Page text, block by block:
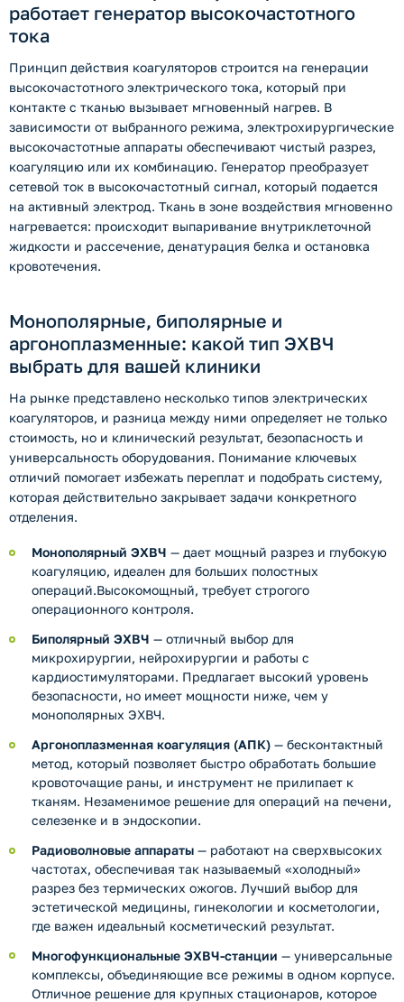
работает генератор высокочастотного
тока
Принцип действия коагуляторов строится на генерации
высокочастотного электрического тока, который при
контакте с тканью вызывает мгновенный нагрев. В
зависимости от выбранного режима, электрохирургические
высокочастотные аппараты обеспечивают чистый разрез,
коагуляцию или их комбинацию. Генератор преобразует
сетевой ток в высокочастотный сигнал, который подается
на активный электрод. Ткань в зоне воздействия мгновенно
нагревается: происходит выпаривание внутриклеточной
жидкости и рассечение, денатурация белка и остановка
кровотечения.
Монополярные, биполярные и
аргоноплазменные: какой тип ЭХВЧ
выбрать для вашей клиники
На рынке представлено несколько типов электрических
коагуляторов, и разница между ними определяет не только
стоимость, но и клинический результат, безопасность и
универсальность оборудования. Понимание ключевых
отличий помогает избежать переплат и подобрать систему,
которая действительно закрывает задачи конкретного
отделения.
Монополярный ЭХВЧ — дает мощный разрез и глубокую
коагуляцию, идеален для больших полостных
операций.Высокомощный, требует строгого
операционного контроля.
Биполярный ЭХВЧ — отличный выбор для
микрохирургии, нейрохирургии и работы с
кардиостимуляторами. Предлагает высокий уровень
безопасности, но имеет мощности ниже, чем у
монополярных ЭХВЧ.
Аргоноплазменная коагуляция (АПК) — бесконтактный
метод, который позволяет быстро обработать большие
кровоточащие раны, и инструмент не прилипает к
тканям. Незаменимое решение для операций на печени,
селезенке и в эндоскопии.
Радиоволновые аппараты — работают на сверхвысоких
частотах, обеспечивая так называемый «холодный»
разрез без термических ожогов. Лучший выбор для
эстетической медицины, гинекологии и косметологии,
где важен идеальный косметический результат.
Многофункциональные ЭХВЧ-станции — универсальные
комплексы, объединяющие все режимы в одном корпусе.
Отличное решение для крупных стационаров, которое